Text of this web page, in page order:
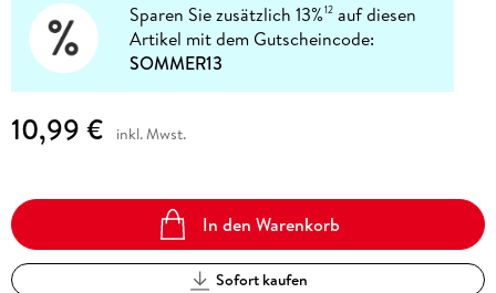
Sparen Sie zusätzlich 13%12 auf diesen
Artikel mit dem Gutscheincode:
SOMMER13
10,99 € inkl. Mwst.
In den Warenkorb
Sofort kaufen